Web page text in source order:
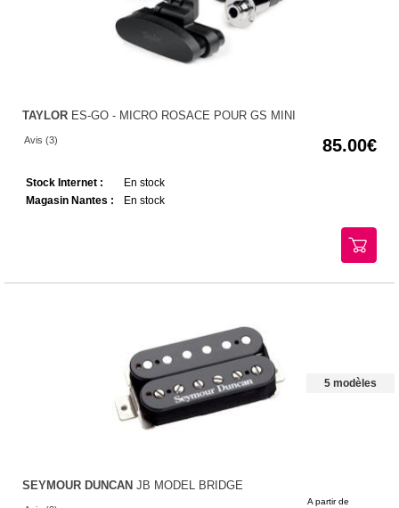
TAYLOR ES-GO - MICRO ROSACE POUR GS MINI
Avis (3) 85.00
Stock Internet :
En stock
Magasin Nantes :
En stock
5 modèles
SEYMOUR DUNCAN JB MODEL BRIDGE
A partir de